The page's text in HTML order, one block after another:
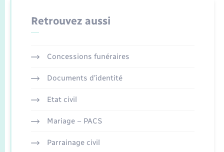
Retrouvez aussi
Concessions funéraires
Documents d’identité
Etat civil
Mariage – PACS
Parrainage civil